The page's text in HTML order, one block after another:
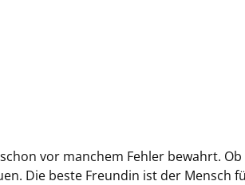
vor manchem Fehler bewahrt. Ob
Die beste Freundin ist der Mensch